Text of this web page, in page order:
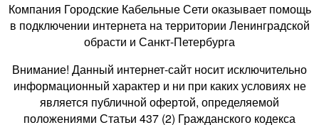
Компания Городские Кабельные Сети оказывает помощь
в подключении интернета на территории Ленинградской
обрасти и Санкт-Петербурга
Внимание! Данный интернет-сайт носит исключительно
информационный характер и ни при каких условиях не
является публичной офертой, определяемой
положениями Статьи 437 (2) Гражданского кодекса